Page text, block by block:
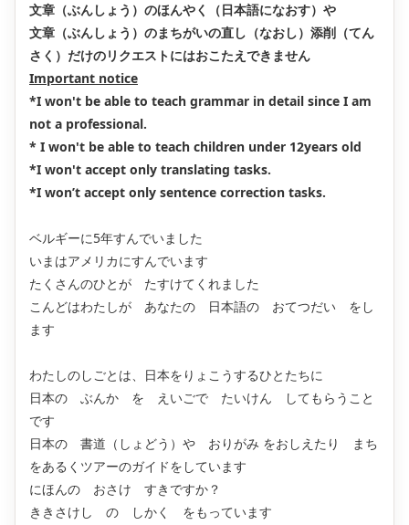
文章（ぶんしょう）のほんやく（日本語になおす）や
文章（ぶんしょう）のまちがいの直し（なおし）添削（てん
さく）だけのリクエストにはおこたえできません
Important notice
*I won't be able to teach grammar in detail since I am
not a professional.
* I won't be able to teach children under 12years old
*I won't accept only translating tasks.
*I won’t accept only sentence correction tasks.
ベルギーに5年すんでいました
いまはアメリカにすんでいます
たくさんのひとが たすけてくれました
こんどはわたしが あなたの 日本語の おてつだい をし
ます
わたしのしごとは、日本をりょこうするひとたちに
日本の ぶんか を えいごで たいけん してもらうこと
です
日本の 書道（しょどう）や おりがみ をおしえたり まち
をあるくツアーのガイドをしています
にほんの おさけ すきですか？
ききさけし の しかく をもっています